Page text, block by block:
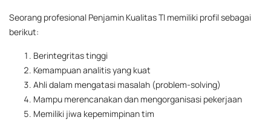
Seorang profesional Penjamin Kualitas TI memiliki profil sebagai
berikut:
Berintegritas tinggi
Kemampuan analitis yang kuat
Ahli dalam mengatasi masalah (problem-solving)
Mampu merencanakan dan mengorganisasi pekerjaan
Memiliki jiwa kepemimpinan tim